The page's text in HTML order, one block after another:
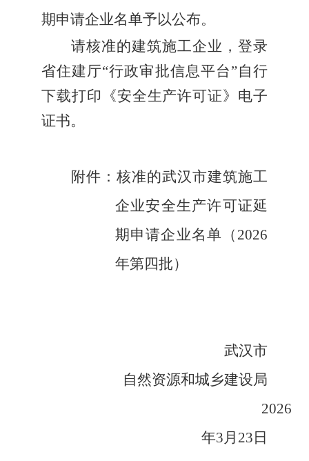
期申请企业名单予以公布。
请核准的建筑施工企业，登录
省住建厅“行政审批信息平台”自行
下载打印《安全生产许可证》电子
证书。
附件：核准的武汉市建筑施工
企业安全生产许可证延
期申请企业名单（2026
年第四批）
武汉市
自然资源和城乡建设局
2026
年3月23日